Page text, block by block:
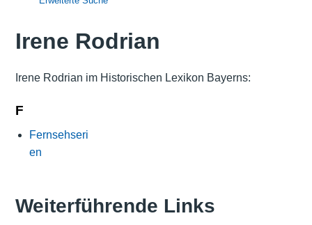
Irene Rodrian
Irene Rodrian im Historischen Lexikon Bayerns:
F
Fernsehseri
en
Weiterführende Links